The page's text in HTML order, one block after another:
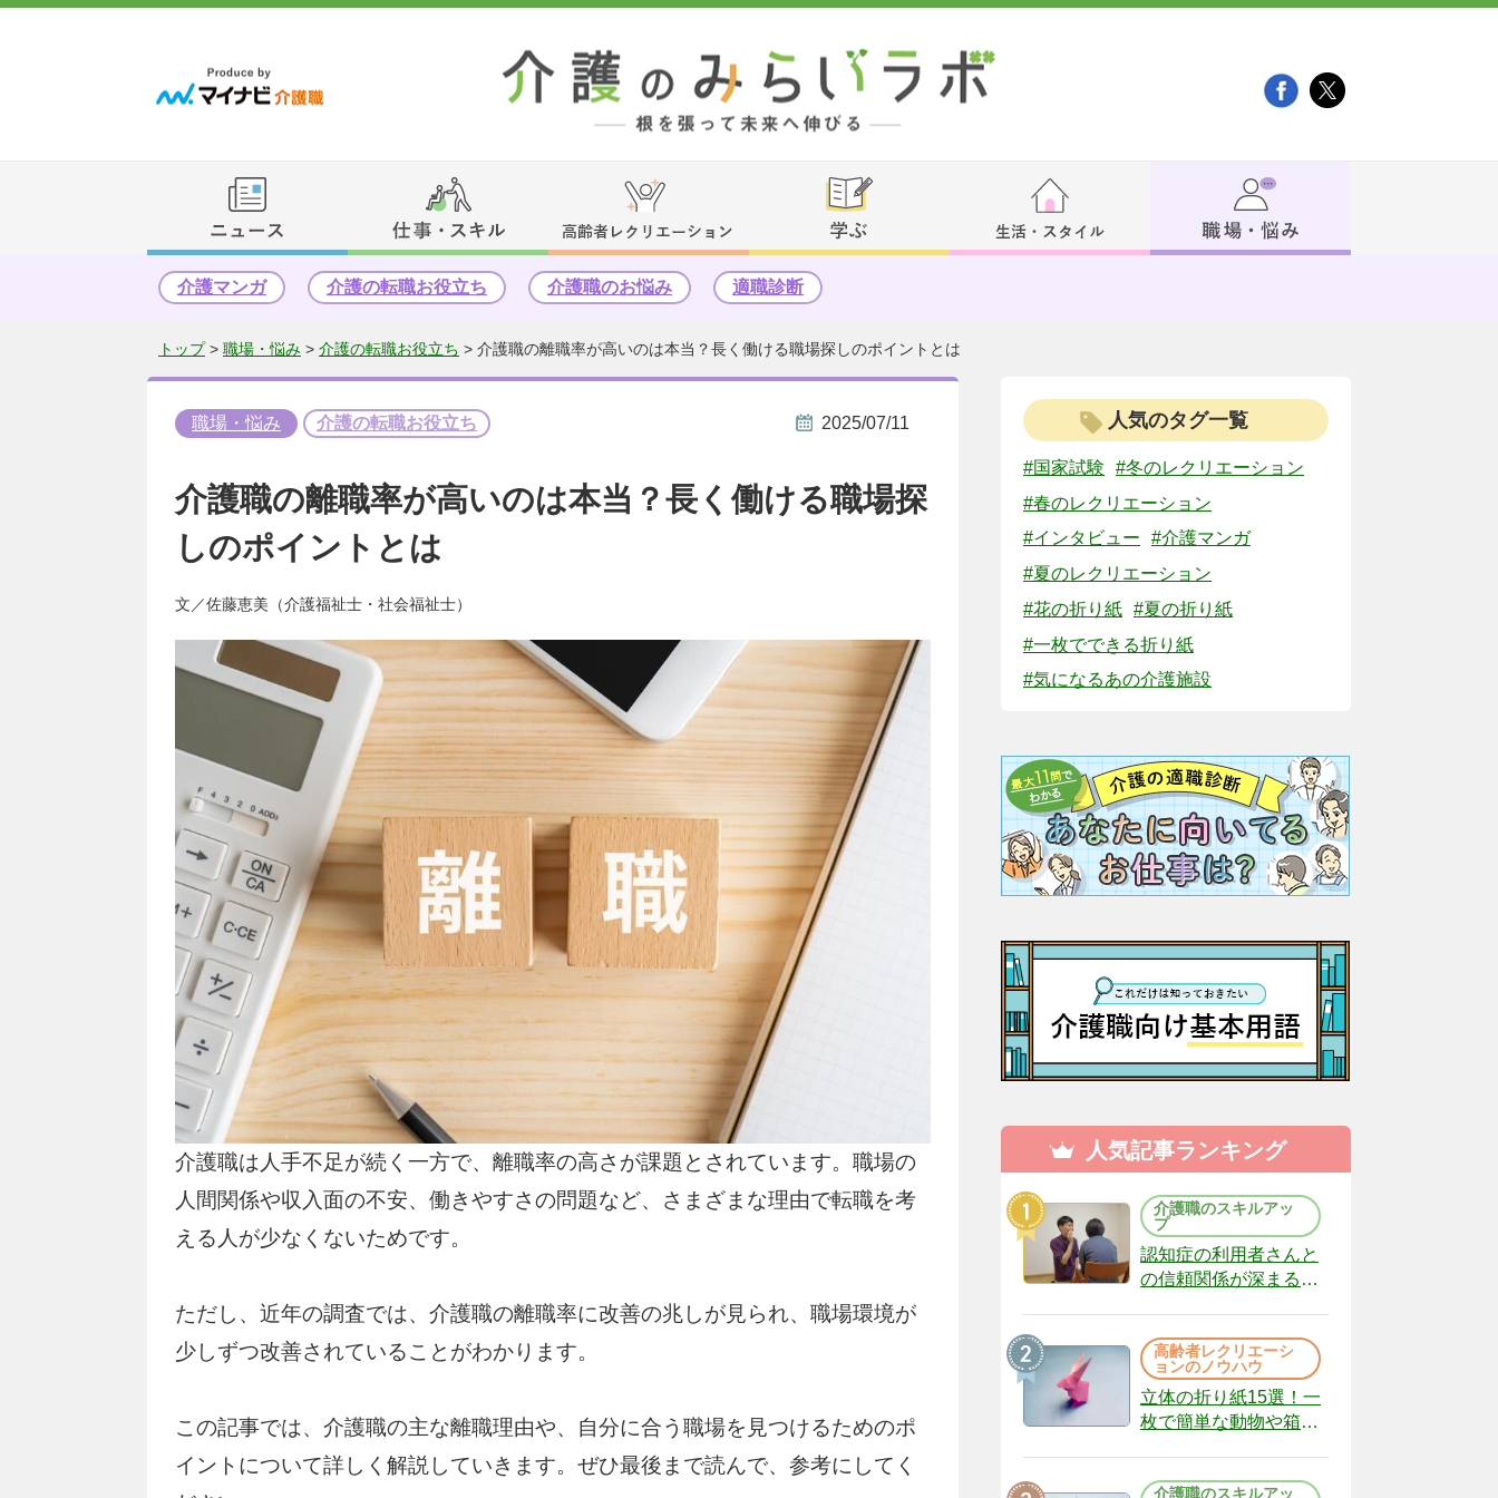
介護マンガ 介護の転職お役立ち 介護職のお悩み 適職診断
トップ> 職場・悩み > 介護の転職お役立ち > 介護職の離職率が高いのは本当？長く働ける職場探しのポイントとは
職場・悩み 介護の転職お役立ち 2025/07/11
介護職の離職率が高いのは本当？長く働ける職場探
しのポイントとは
文／佐藤恵美（介護福祉士・社会福祉士）
介護職は人手不足が続く一方で、離職率の高さが課題とされています。職場の
人間関係や収入面の不安、働きやすさの問題など、さまざまな理由で転職を考
える人が少なくないためです。
ただし、近年の調査では、介護職の離職率に改善の兆しが見られ、職場環境が
少しずつ改善されていることがわかります。
この記事では、介護職の主な離職理由や、自分に合う職場を見つけるためのポ
イントについて詳しく解説していきます。ぜひ最後まで読んで、参考にしてく
人気のタグ一覧
#国家試験
#冬のレクリエーション
#春のレクリエーション
#インタビュー
#介護マンガ
#夏のレクリエーション
#花の折り紙 #夏の折り紙
#一枚でできる折り紙
#気になるあの介護施設
人気記事ランキング
介護職のスキルアッ
プ
認知症の利用者さんと
の信頼関係が深まる声
（22）
高齢者レクリエーシ
ョンのノウハウ
立体の折り紙15選！一
枚で簡単な動物や箱、
介護職のスキルアッ